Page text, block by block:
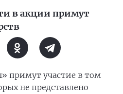
в акции примут
примут участие в том
не представлено